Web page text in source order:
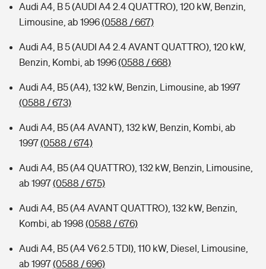
Audi A4, B 5 (AUDI A4 2.4 QUATTRO), 120 kW, Benzin,
Limousine, ab 1996(0588 / 667)
Audi A4, B 5 (AUDI A4 2.4 AVANT QUATTRO), 120 kW,
Benzin, Kombi, ab 1996(0588 / 668)
Audi A4, B5 (A4), 132 kW, Benzin, Limousine, ab 1997
(0588 / 673)
Audi A4, B5 (A4 AVANT), 132 kW, Benzin, Kombi, ab
1997(0588 / 674)
Audi A4, B5 (A4 QUATTRO), 132 kW, Benzin, Limousine,
ab 1997(0588 / 675)
Audi A4, B5 (A4 AVANT QUATTRO), 132 kW, Benzin,
Kombi, ab 1998 (0588 / 676)
Audi A4, B5 (A4 V6 2.5 TDI), 110 kW, Diesel, Limousine,
ab 1997(0588 / 696)